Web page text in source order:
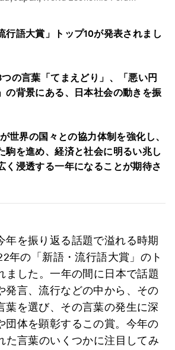
行語大賞」トップ10が発表されまし
の言葉「てまえどり」、「悪い円
の背景にある、日本社会の動きを振
世界の国々との協力体制を強化し、
駒を進め、経済と社会に明るい兆し
く浸透する一年になることが期待さ
年を振り返る話題で溢れる時期
年の「新語・流行語大賞」のト
ました。一年の間に日本で話題
発言、流行などの中から、その
葉を選び、その言葉の発生に深
団体を顕彰するこの賞。今年の
た言葉のいくつかに注目してみ